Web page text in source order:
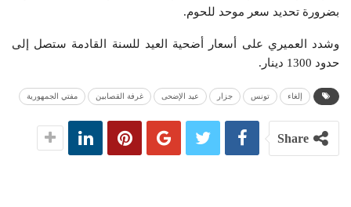
بضرورة تحديد سعر موحد للحوم.
وشدد العميري على أسعار أضحية العيد للسنة القادمة ستصل إلى
حدود 1300 دينار.
إلغاء تونس جزار عيد الإضحى غرفة القصابين مفتي الجمهورية
Share